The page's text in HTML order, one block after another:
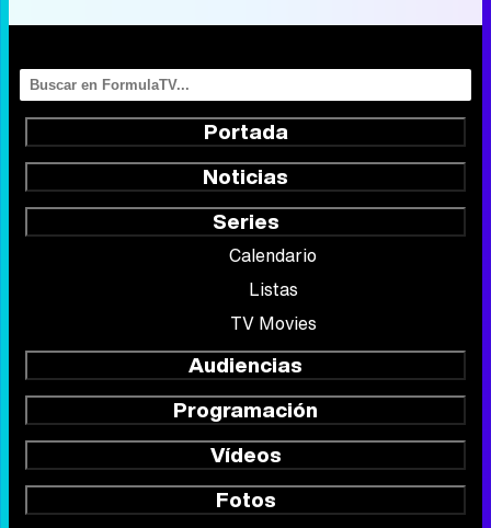
Portada
Noticias
Series
Calendario
Listas
TV Movies
Audiencias
Programación
Vídeos
Fotos